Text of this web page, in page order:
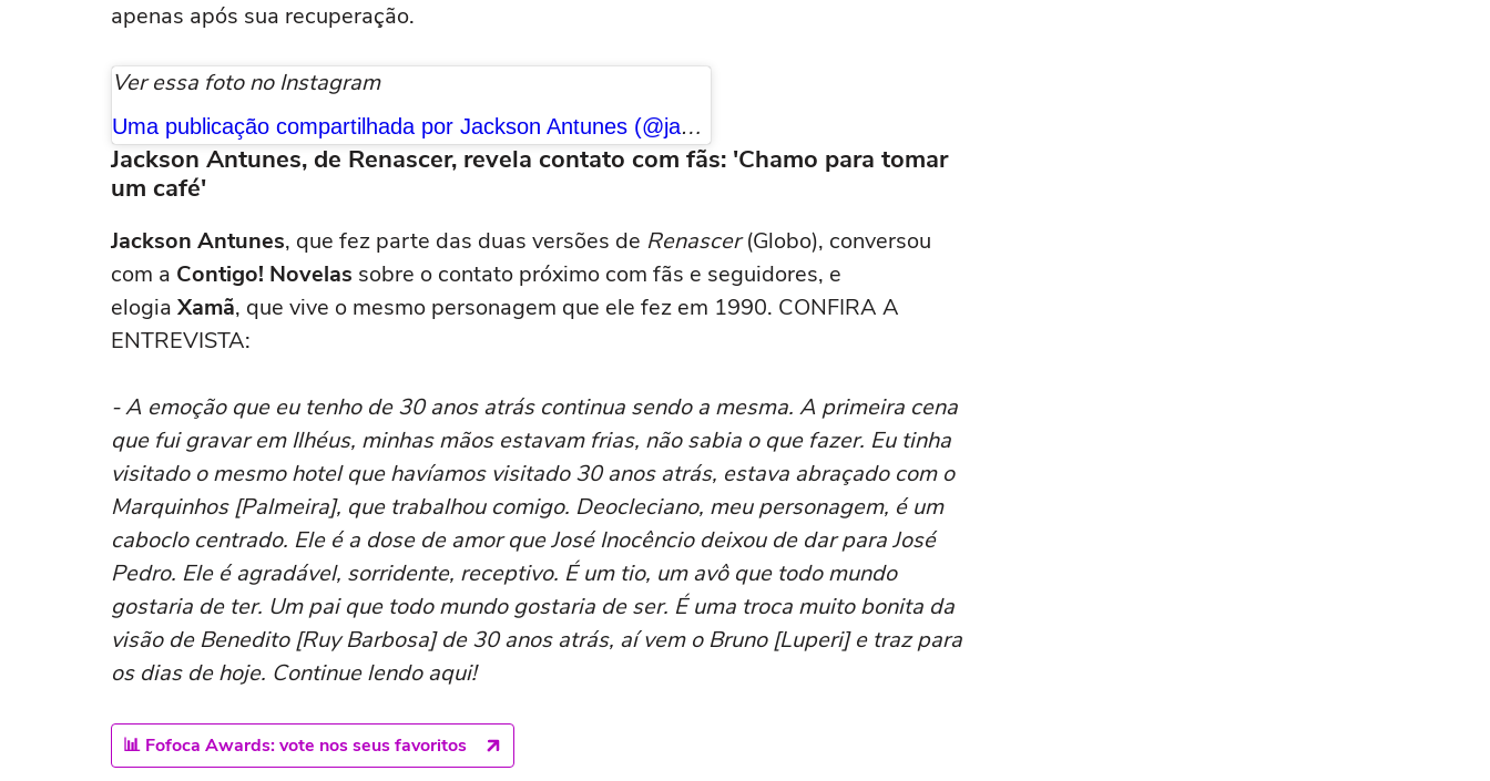
apenas após sua recuperação.
Ver essa foto no Instagram
Uma publicação compartilhada por Jackson Antunes (@jacksonantunesreal)
Jackson Antunes, de Renascer, revela contato com fãs: 'Chamo para tomar
um café'
Jackson Antunes, que fez parte das duas versões de Renascer(Globo), conversou
com a Contigo! Novelas sobre o contato próximo com fãs e seguidores, e
elogia Xamã, que vive o mesmo personagem que ele fez em 1990. CONFIRA A
ENTREVISTA:
- A emoção que eu tenho de 30 anos atrás continua sendo a mesma. A primeira cena
que fui gravar em Ilhéus, minhas mãos estavam frias, não sabia o que fazer. Eu tinha
visitado o mesmo hotel que havíamos visitado 30 anos atrás, estava abraçado com o
Marquinhos [Palmeira], que trabalhou comigo. Deocleciano, meu personagem, é um
caboclo centrado. Ele é a dose de amor que José Inocêncio deixou de dar para José
Pedro. Ele é agradável, sorridente, receptivo. É um tio, um avô que todo mundo
gostaria de ter. Um pai que todo mundo gostaria de ser. É uma troca muito bonita da
visão de Benedito [Ruy Barbosa] de 30 anos atrás, aí vem o Bruno [Luperi] e traz para
os dias de hoje. Continue lendo aqui!
📊 Fofoca Awards: vote nos seus favoritos